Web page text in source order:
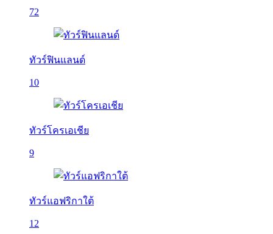
72
ทัวร์ฟินแลนด์
10
ทัวร์โครเอเชีย
9
ทัวร์แอฟริกาใต้
12